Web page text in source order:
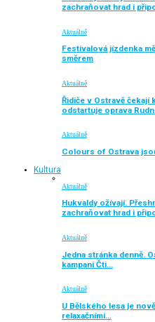
zachraňovat hrad i
Aktuálně
Festivalová jízdenka
směrem
Aktuálně
Řidiče v Ostravě čekají
odstartuje oprava
Aktuálně
Colours of Ostrava
Kultura
Aktuálně
Hukvaldy ožívají.
zachraňovat hrad i
Aktuálně
Jedna stránka denně.
kampani Čti…
Aktuálně
U Bělského lesa je
relaxačními…